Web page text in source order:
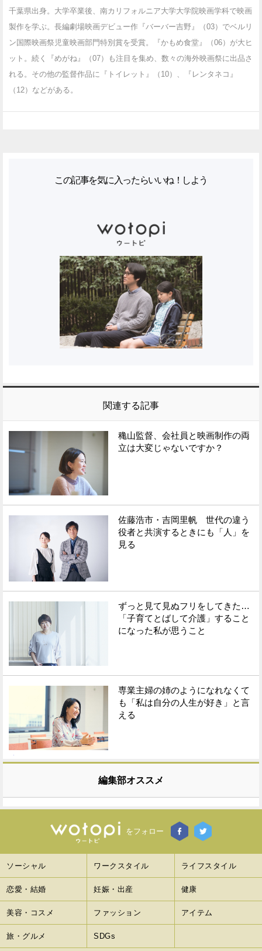
千葉県出身。大学卒業後、南カリフォルニア大学大学院映画学科で映画
製作を学ぶ。長編劇場映画デビュー作『バーバー吉野』（03）でベルリ
ン国際映画祭児童映画部門特別賞を受賞。『かもめ食堂』（06）が大ヒ
ット。続く『めがね』（07）も注目を集め、数々の海外映画祭に出品さ
れる。その他の監督作品に『トイレット』（10）、『レンタネコ』
（12）などがある。
この記事を気に入ったらいいね！しよう
関連する記事
穐山監督、会社員と映画制作の両
立は大変じゃないですか？
佐藤浩市・吉岡里帆 世代の違う
役者と共演するときにも「人」を
見る
ずっと見て見ぬフリをしてきた…
「子育てとばして介護」すること
になった私が思うこと
専業主婦の姉のようになれなくて
も「私は自分の人生が好き」と言
える
編集部オススメ
をフォロー
ソーシャル ワークスタイル ライフスタイル
恋愛・結婚 妊娠・出産 健康
美容・コスメ ファッション アイテム
旅・グルメ SDGs